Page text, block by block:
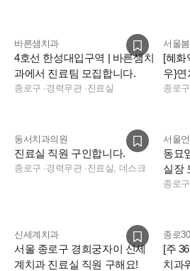
바른샘치과
4호선 한성대입구역 | 바른샘치
과에서 진료팀 모집합니다.
종로구 ·경력무관·진료실
서울
[혜화
우}연
간
종로구
동서치과의원
진료실 직원 구인합니다.
종로구 ·경력무관·진료실, 데스크
서울
동묘
실장
종로구
신세계치과
서울 종로구 경희궁자이 신세
계치과 진료실 직원 구해요!
종로
[주
치과